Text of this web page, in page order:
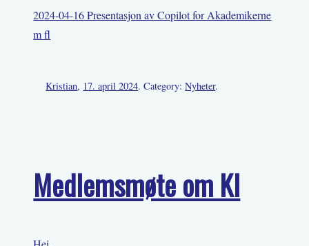
2024-04-16 Presentasjon av Copilot for Akademikerne
m fl
Kristian, 17. april 2024. Category:Nyheter.
Medlemsmøte om KI